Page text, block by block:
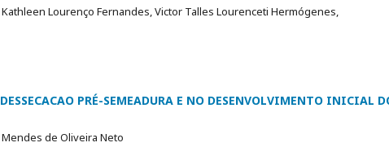
Lourenço Fernandes, Victor Talles Lourenceti Hermógenes,
PRÉ-SEMEADURA E NO DESENVOLVIMENTO INICIAL
Mendes de Oliveira Neto